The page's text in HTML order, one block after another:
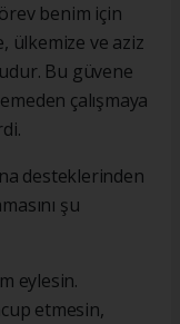
benim için
ülkemize ve aziz
Bu güvene
çalışmaya
desteklerinden
şu
eylesin.
etmesin,